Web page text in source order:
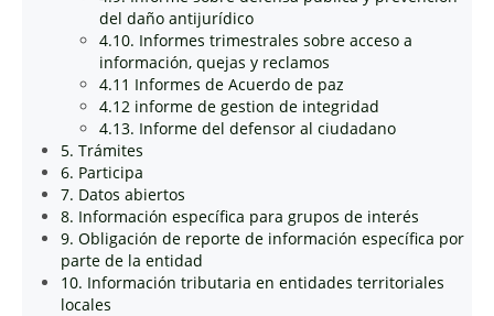
del daño antijurídico
4.10. Informes trimestrales sobre acceso a
información, quejas y reclamos
4.11 Informes de Acuerdo de paz
4.12 informe de gestion de integridad
4.13. Informe del defensor al ciudadano
5. Trámites
6. Participa
7. Datos abiertos
8. Información específica para grupos de interés
9. Obligación de reporte de información específica por
parte de la entidad
10. Información tributaria en entidades territoriales
locales